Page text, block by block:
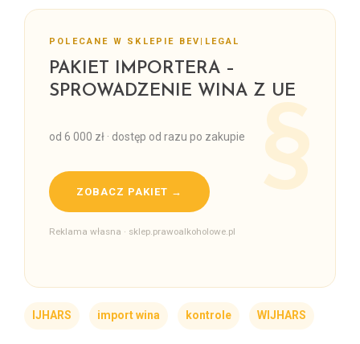
POLECANE W SKLEPIE BEV|LEGAL
PAKIET IMPORTERA –
SPROWADZENIE WINA Z UE
od 6 000 zł · dostęp od razu po zakupie
ZOBACZ PAKIET →
Reklama własna · sklep.prawoalkoholowe.pl
IJHARS import wina kontrole WIJHARS